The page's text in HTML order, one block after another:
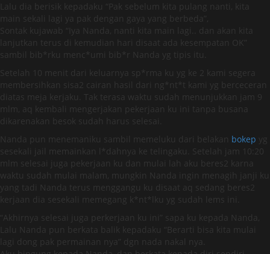
Lalu dia berisik kepadaku “Pak sebelum kita pulang nanti, kita
main sekali lagi ya pak dengan gaya yang berbeda”,
Sontak kujawab “Iya Nanda, nanti kita main lagi.. dan akan kita
lanjutkan terus di kemudian hari disaat ada kesempatan OK”
sambil bib*rku menc*umi bib*r Nanda yg tipis itu.
Setelah 10 menit dari keluarnya sp*rma ku yg ke 2 kami segera
membersihkan sisa2 cairan hasil dari ng*nt*t kami yg berceceran
diatas meja kerjaku. Tak terasa waktu sudah menunjukkan jam 9
mlm, aq kembali mengerjakan pekerjaan ku ini tanpa busana
dikarenakan besok sudah harus selesai.
Nanda pun menemaniku sambil memeluku dari belakan bokep yg
sesekali jail memainkan l*dahnya ke telingaku. Setelah jam 10:20
mlm selesai juga pekerjaan ku dan mulai lah aku beres2 karna
waktu sudah mulai malam, mungkin Nanda ingin menagih janji ku
yang tadi Nanda terus menggangu ku disaat aq sedang beres2
kerjaan dia sesekali memegang k*nt*lku yg sudah lems ini.
“Akhirnya selesai juga perkerjaan ku ini” sapa ku kepada Nanda,
Lalu Nanda pun berkata balik kepadaku “Berarti bisa kita mulai
lagi dong pak permainan nya” dgn nada nakal nya.